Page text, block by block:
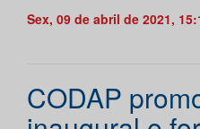
Sex, 09 de abril de 2021,
CODAP